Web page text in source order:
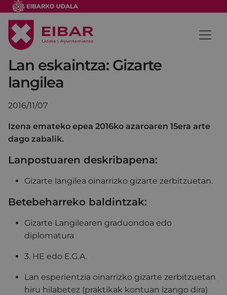
Lan eskaintza: Gizarte
langilea
2016/11/07
Izena emateko epea 2016ko azaroaren 15era arte
dago zabalik.
Lanpostuaren deskribapena:
Gizarte langilea oinarrizko gizarte zerbitzuetan.
Betebeharreko baldintzak:
Gizarte Langilearen graduondoa edo
diplomatura
3. HE edo E.G.A.
Lan esperientzia oinarrizko gizarte zerbitzuetan
hiru hilabetez (praktikak kontuan izango dira)